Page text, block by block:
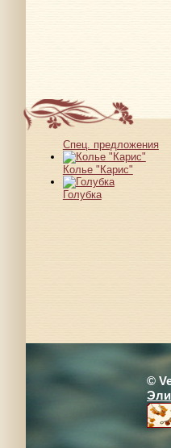
Спец. предложения
Колье "Карис"
Голубка
©